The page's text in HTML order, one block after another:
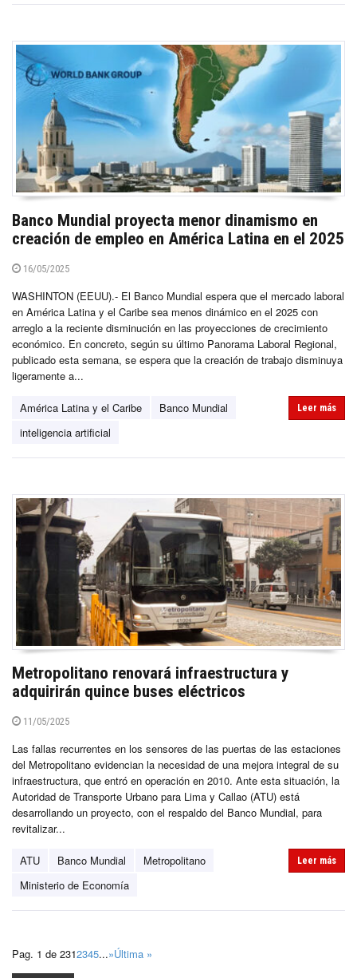
Banco Mundial proyecta menor dinamismo en
creación de empleo en América Latina en el 2025
16/05/2025
WASHINTON (EEUU).- El Banco Mundial espera que el mercado laboral
en América Latina y el Caribe sea menos dinámico en el 2025 con
arreglo a la reciente disminución en las proyecciones de crecimiento
económico. En concreto, según su último Panorama Laboral Regional,
publicado esta semana, se espera que la creación de trabajo disminuya
ligeramente a...
América Latina y el Caribe
Banco Mundial
inteligencia artificial
Leer más
Metropolitano renovará infraestructura y
adquirirán quince buses eléctricos
11/05/2025
Las fallas recurrentes en los sensores de las puertas de las estaciones
del Metropolitano evidencian la necesidad de una mejora integral de su
infraestructura, que entró en operación en 2010. Ante esta situación, la
Autoridad de Transporte Urbano para Lima y Callao (ATU) está
desarrollando un proyecto, con el respaldo del Banco Mundial, para
revitalizar...
ATU Banco Mundial
Metropolitano
Ministerio de Economía
Leer más
Pag. 1 de 2312345...»Última »